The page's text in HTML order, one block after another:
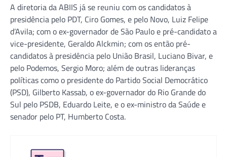
A diretoria da ABIIS já se reuniu com os candidatos à
presidência pelo PDT, Ciro Gomes, e pelo Novo, Luiz Felipe
d’Avila; com o ex-governador de São Paulo e pré-candidato a
vice-presidente, Geraldo Alckmin; com os então pré-
candidatos à presidência pelo União Brasil, Luciano Bivar, e
pelo Podemos, Sergio Moro; além de outras lideranças
políticas como o presidente do Partido Social Democrático
(PSD), Gilberto Kassab, o ex-governador do Rio Grande do
Sul pelo PSDB, Eduardo Leite, e o ex-ministro da Saúde e
senador pelo PT, Humberto Costa.